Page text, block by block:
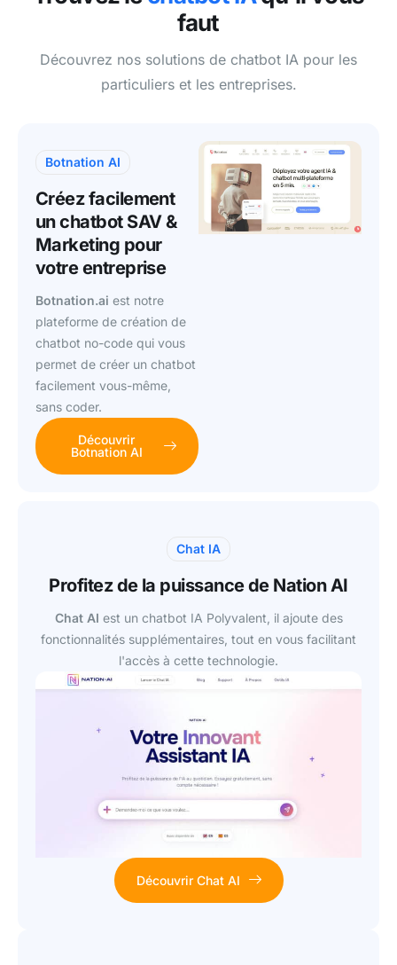
faut
Découvrez nos solutions de chatbot IA pour les
particuliers et les entreprises.
Botnation AI
Créez facilement
un chatbot SAV &
Marketing pour
votre entreprise
Botnation.ai est notre
plateforme de création de
chatbot no-code qui vous
permet de créer un chatbot
facilement vous-même,
sans coder.
Découvrir
Botnation AI
Chat IA
Profitez de la puissance de Nation AI
Chat AI est un chatbot IA Polyvalent, il ajoute des
fonctionnalités supplémentaires, tout en vous facilitant
l'accès à cette technologie.
Découvrir Chat AI